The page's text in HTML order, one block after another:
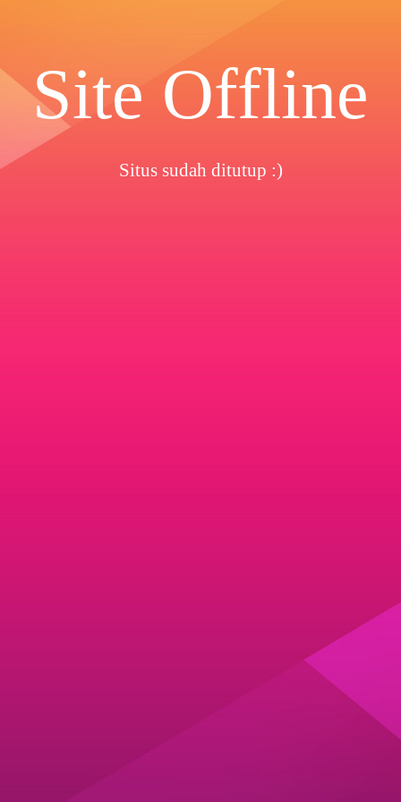
Site Offline
Situs sudah ditutup :)